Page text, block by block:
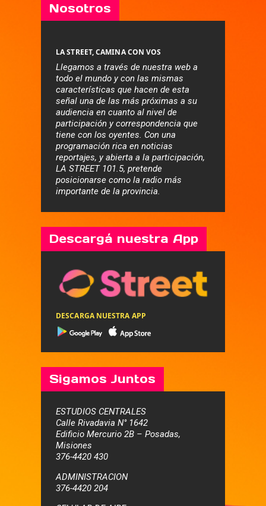
Nosotros
LA STREET, CAMINA CON VOS
Llegamos a través de nuestra web a
todo el mundo y con las mismas
características que hacen de esta
señal una de las más próximas a su
audiencia en cuanto al nivel de
participación y correspondencia que
tiene con los oyentes. Con una
programación rica en noticias
reportajes, y abierta a la participación,
LA STREET 101.5, pretende
posicionarse como la radio más
importante de la provincia.
Descargá nuestra App
DESCARGA NUESTRA APP
Sigamos Juntos
ESTUDIOS CENTRALES
Calle Rivadavia N° 1642
Edificio Mercurio 2B – Posadas,
Misiones
376-4420 430
ADMINISTRACION
376-4420 204